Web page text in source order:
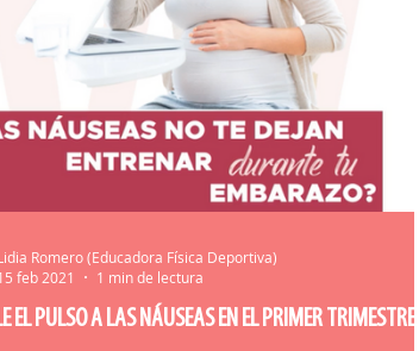
EL PULSO A LAS NÁUSEAS EN EL PRIMER TRIMESTRE
Romero (Educadora Física Deportiva)
feb 2021
1 min de lectura